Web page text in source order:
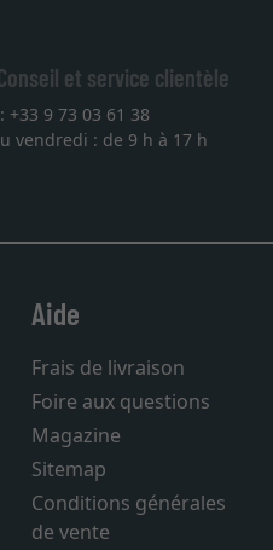
et service clientèle
+33 9 73 03 61 38
vendredi : de 9 h à 17 h
Aide
Frais de livraison
Foire aux questions
Magazine
Sitemap
Conditions générales
de vente